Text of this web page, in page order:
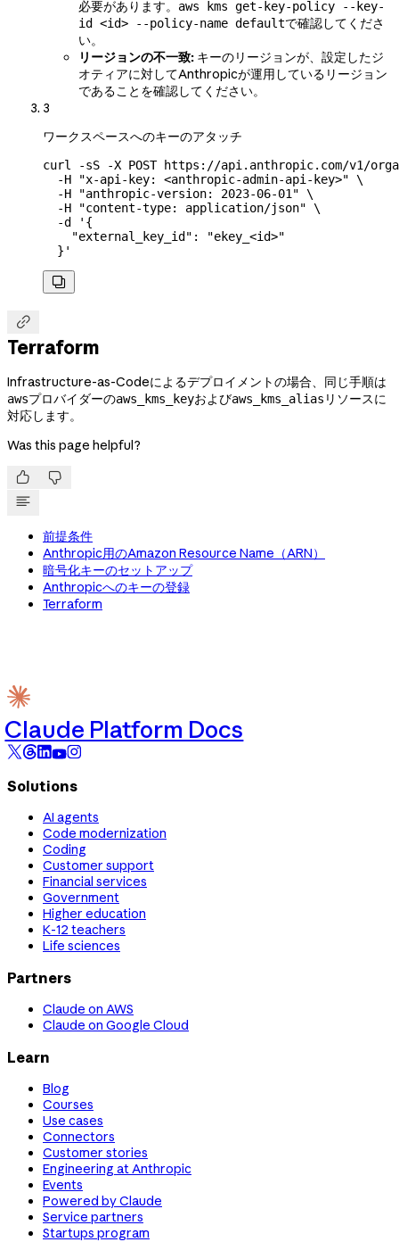
必要があります。
aws kms get-key-policy --key-
id <id> --policy-name defaultで確認してくださ
い。
リージョンの不一致: キーのリージョンが、設定したジ
オティアに対してAnthropicが運用しているリージョン
であることを確認してください。
3
ワークスペースへのキーのアタッチ
curl -sS -X POST https://api.anthropic.com/v1/
  -H
"x-api-key: <anthropic-admin-api-key>" \
  -H
"anthropic-version: 2023-06-01" \
  -H
"content-type: application/json" \
  -d
'{
    "external_key_id": "ekey_<id>"
  }'


Terraform
Infrastructure-as-Codeによるデプロイメントの場合、同じ手順は
awsプロバイダーのaws_kms_keyおよびaws_kms_alias リソースに
対応します。
Was this page helpful?
 
前提条件
Anthropic用のAmazon Resource Name（ARN）
暗号化キーのセットアップ
Anthropicへのキーの登録
Terraform
Claude Platform Docs
Solutions
AI agents
Code modernization
Coding
Customer support
Financial services
Government
Higher education
K-12 teachers
Life sciences
Partners
Claude on AWS
Claude on Google Cloud
Learn
Blog
Courses
Use cases
Connectors
Customer stories
Engineering at Anthropic
Events
Powered by Claude
Service partners
Startups program